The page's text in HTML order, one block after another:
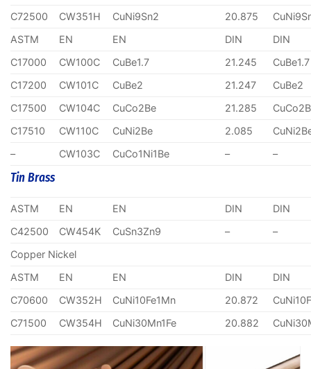
C72500
CW351H CuNi9Sn2 20.875
ASTM
EN EN DIN
DIN
C17000
CW100C CuBe1.7 21.245
CuBe1.7
C17200
CW101C CuBe2 21.247
CuBe2
C17500
CW104C CuCo2Be 21.285
C17510
CW110C CuNi2Be 2.085
–
CW103C CuCo1Ni1Be – –
Tin Brass
ASTM EN EN DIN
DIN
C42500
CW454K CuSn3Zn9 –
–
Copper Nickel
ASTM
EN EN DIN
DIN
C70600
CW352H CuNi10Fe1Mn 20.872
C71500
CW354H CuNi30Mn1Fe 20.882